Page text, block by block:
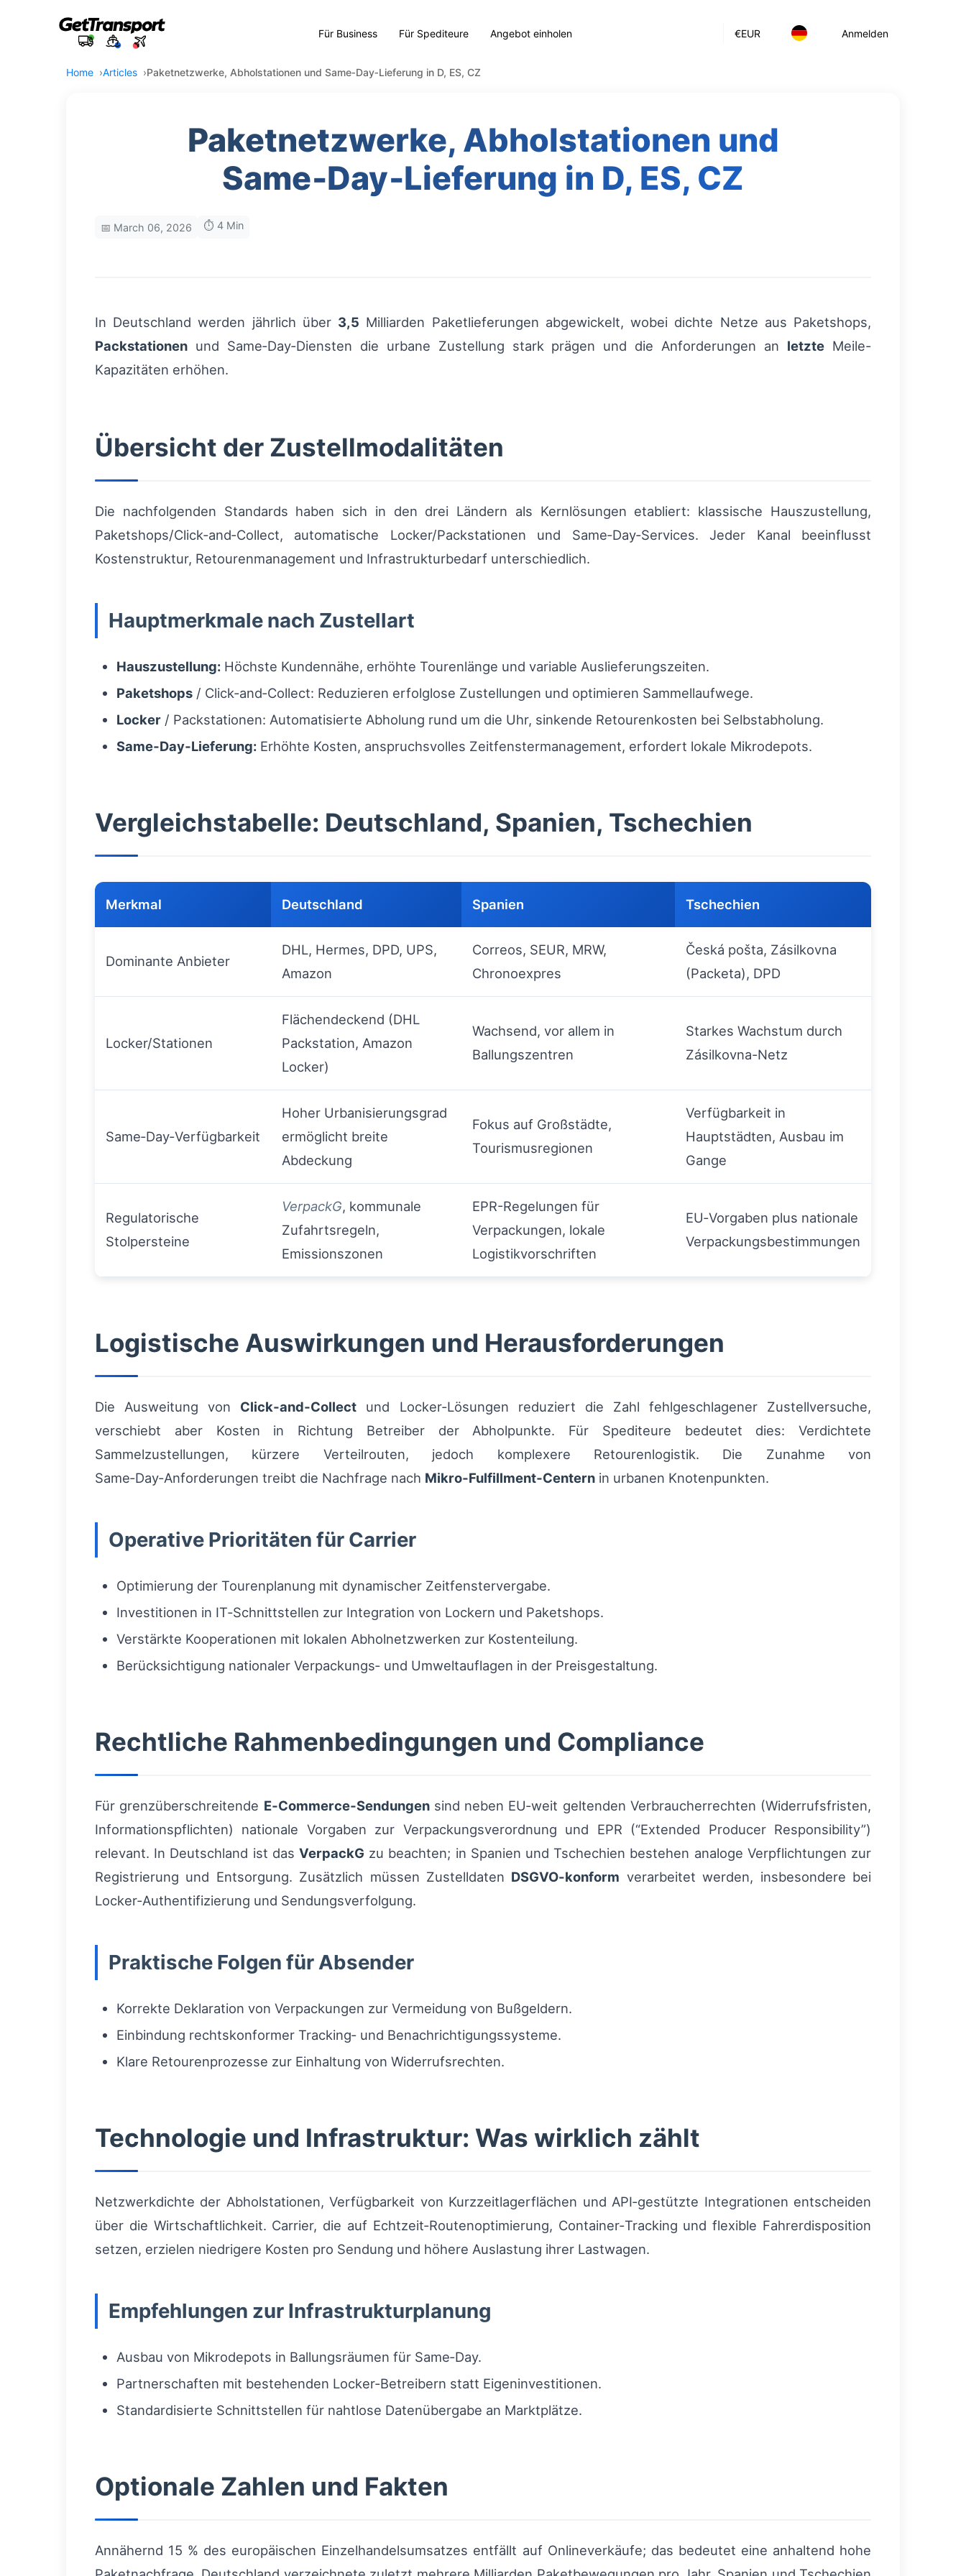
€EUR Anmelden
Für Business Für Spediteure Angebot einholen
Home Articles Paketnetzwerke, Abholstationen und Same‑Day‑Lieferung in D, ES, CZ
Paketnetzwerke, Abholstationen und
Same‑Day‑Lieferung in D, ES, CZ
📅 March 06, 2026 ⏱️ 4 Min
In Deutschland werden jährlich über 3,5 Milliarden Paketlieferungen abgewickelt, wobei dichte Netze aus Paketshops,
Packstationen und Same‑Day‑Diensten die urbane Zustellung stark prägen und die Anforderungen an letzte Meile-
Kapazitäten erhöhen.
Übersicht der Zustellmodalitäten
Die nachfolgenden Standards haben sich in den drei Ländern als Kernlösungen etabliert: klassische Hauszustellung,
Paketshops/Click‑and‑Collect, automatische Locker/Packstationen und Same‑Day‑Services. Jeder Kanal beeinflusst
Kostenstruktur, Retourenmanagement und Infrastrukturbedarf unterschiedlich.
Hauptmerkmale nach Zustellart
Hauszustellung: Höchste Kundennähe, erhöhte Tourenlänge und variable Auslieferungszeiten.
Paketshops / Click‑and‑Collect: Reduzieren erfolglose Zustellungen und optimieren Sammellaufwege.
Locker / Packstationen: Automatisierte Abholung rund um die Uhr, sinkende Retourenkosten bei Selbstabholung.
Same‑Day‑Lieferung: Erhöhte Kosten, anspruchsvolles Zeitfenstermanagement, erfordert lokale Mikrodepots.
Vergleichstabelle: Deutschland, Spanien, Tschechien
Merkmal Deutschland Spanien Tschechien
Dominante Anbieter
DHL, Hermes, DPD, UPS,
Amazon
Correos, SEUR, MRW,
Chronoexpres
Česká pošta, Zásilkovna
(Packeta), DPD
Locker/Stationen
Flächendeckend (DHL
Packstation, Amazon
Locker)
Wachsend, vor allem in
Ballungszentren
Starkes Wachstum durch
Zásilkovna-Netz
Same‑Day‑Verfügbarkeit
Hoher Urbanisierungsgrad
ermöglicht breite
Abdeckung
Fokus auf Großstädte,
Tourismusregionen
Verfügbarkeit in
Hauptstädten, Ausbau im
Gange
Regulatorische
Stolpersteine
VerpackG, kommunale
Zufahrtsregeln,
Emissionszonen
EPR-Regelungen für
Verpackungen, lokale
Logistikvorschriften
EU‑Vorgaben plus nationale
Verpackungsbestimmungen
Logistische Auswirkungen und Herausforderungen
Die Ausweitung von Click‑and‑Collect und Locker‑Lösungen reduziert die Zahl fehlgeschlagener Zustellversuche,
verschiebt aber Kosten in Richtung Betreiber der Abholpunkte. Für Spediteure bedeutet dies: Verdichtete
Sammelzustellungen, kürzere Verteilrouten, jedoch komplexere Retourenlogistik. Die Zunahme von
Same‑Day‑Anforderungen treibt die Nachfrage nach Mikro‑Fulfillment‑Centern in urbanen Knotenpunkten.
Operative Prioritäten für Carrier
Optimierung der Tourenplanung mit dynamischer Zeitfenstervergabe.
Investitionen in IT‑Schnittstellen zur Integration von Lockern und Paketshops.
Verstärkte Kooperationen mit lokalen Abholnetzwerken zur Kostenteilung.
Berücksichtigung nationaler Verpackungs‑ und Umweltauflagen in der Preisgestaltung.
Rechtliche Rahmenbedingungen und Compliance
Für grenzüberschreitende E‑Commerce‑Sendungensind neben EU‑weit geltenden Verbraucherrechten (Widerrufsfristen,
Informationspflichten) nationale Vorgaben zur Verpackungsverordnung und EPR (“Extended Producer Responsibility”)
relevant. In Deutschland ist das VerpackG zu beachten; in Spanien und Tschechien bestehen analoge Verpflichtungen zur
Registrierung und Entsorgung. Zusätzlich müssen Zustelldaten DSGVO-konform verarbeitet werden, insbesondere bei
Locker‑Authentifizierung und Sendungsverfolgung.
Praktische Folgen für Absender
Korrekte Deklaration von Verpackungen zur Vermeidung von Bußgeldern.
Einbindung rechtskonformer Tracking‑ und Benachrichtigungssysteme.
Klare Retourenprozesse zur Einhaltung von Widerrufsrechten.
Technologie und Infrastruktur: Was wirklich zählt
Netzwerkdichte der Abholstationen, Verfügbarkeit von Kurzzeitlagerflächen und API‑gestützte Integrationen entscheiden
über die Wirtschaftlichkeit. Carrier, die auf Echtzeit‑Routenoptimierung, Container‑Tracking und flexible Fahrerdisposition
setzen, erzielen niedrigere Kosten pro Sendung und höhere Auslastung ihrer Lastwagen.
Empfehlungen zur Infrastrukturplanung
Ausbau von Mikrodepots in Ballungsräumen für Same‑Day.
Partnerschaften mit bestehenden Locker‑Betreibern statt Eigeninvestitionen.
Standardisierte Schnittstellen für nahtlose Datenübergabe an Marktplätze.
Optionale Zahlen und Fakten
Annähernd 15 % des europäischen Einzelhandelsumsatzes entfällt auf Onlineverkäufe; das bedeutet eine anhaltend hohe